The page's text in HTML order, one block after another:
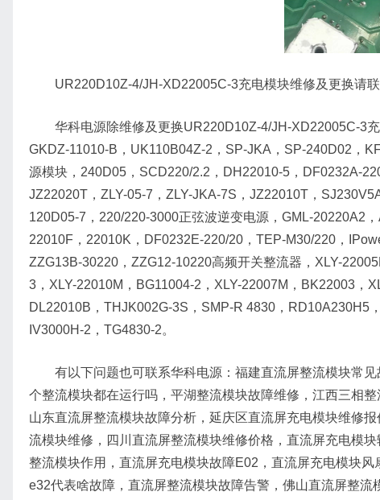
UR220D10Z-4/JH-XD22005C-3充电模块维修及更换请联
华科电源除维修及更换UR220D10Z-4/JH-XD22005C-3
GKDZ-11010-B，UK110B04Z-2，SP-JKA，SP-240D02，
源模块，240D05，SCD220/2.2，DH22010-5，DF0232A-
JZ22020T，ZLY-05-7，ZLY-JKA-7S，JZ22010T，
120D05-7，220/220-3000正弦波逆变电源，GML-20220A2
22010F，22010K，DF0232E-220/20，TEP-M30/220，
ZZG13B-30220，ZZG12-10220高频开关整流器，XLY-
3，XLY-22010M，BG11004-2，XLY-22007M，BK22003，
DL22010B，THJK002G-3S，SMP-R 4830，RD10A230H5
IV3000H-2，TG4830-2。
有以下问题也可联系华科电源：福建直流屏整流模块常
个整流模块都在运行吗，平湖整流模块故障维修，江西三相
山东直流屏整流模块故障分析，延庆区直流屏充电模块维修
流模块维修，四川直流屏整流模块维修价格，直流屏充电模
整流模块作用，直流屏充电模块故障E02，直流屏充电模块
e32代表啥故障，直流屏整流模块故障告警，佛山直流屏整